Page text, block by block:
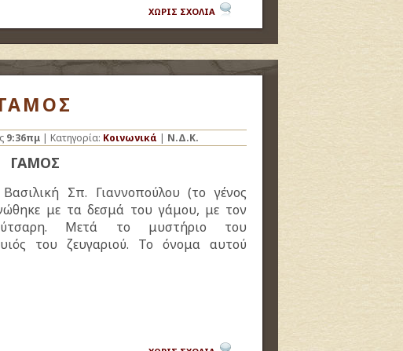
ΧΩΡΙΣ ΣΧΟΛΙΑ
ΓΑΜΟΣ
9:36πμ | Κατηγορία: Κοινωνικά | Ν.Δ.Κ.
ΓΑΜΟΣ
Σπ. Γιαννοπούλου (το γένος
με τα δεσμά του γάμου, με τον
Μετά το μυστήριο του
του ζευγαριού. Το όνομα αυτού